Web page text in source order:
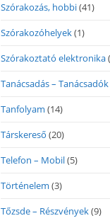
Szórakozás, hobbi(41)
Szórakozóhelyek(1)
Szórakoztató elektronika
Tanácsadás – Tanácsadók
Tanfolyam (14)
Társkereső (20)
Telefon – Mobil(5)
Történelem (3)
Tőzsde – Részvények(9)